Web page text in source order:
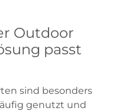
Outdoor
passt
sind besonders
genutzt und